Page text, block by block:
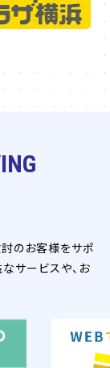
討のお客様をサポ
サービスや、お